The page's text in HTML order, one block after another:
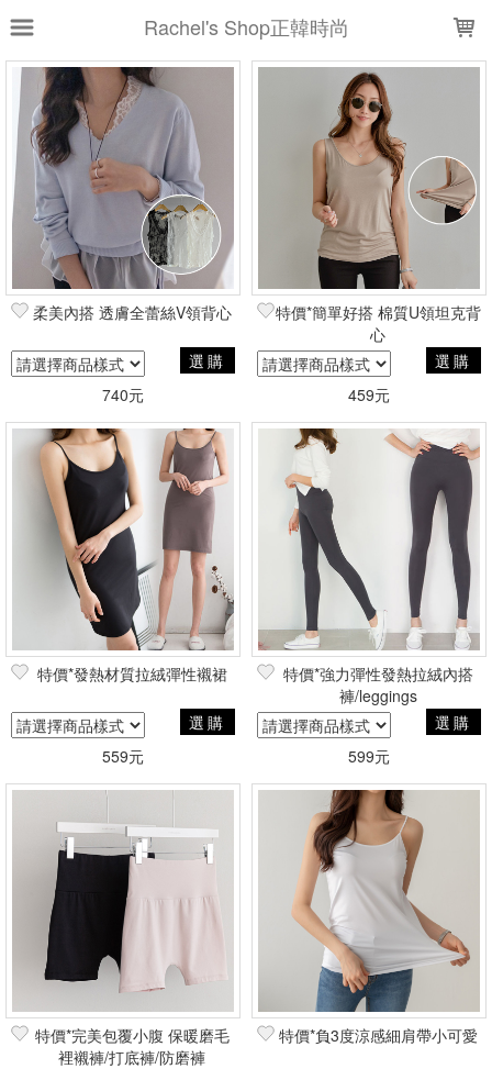
Rachel's Shop正韓時尚
上架時間 銷售件數 銷售價格
樣式尺寸篩選
全部樣式 黑 灰 象牙白
白
米駝
墨黑 深灰 墨灰
粉紅
海軍藍
全部尺寸 S M L
XL
白 膚
現貨商品
柔美內搭 透膚全蕾絲V領背心
選購
740元
特價*簡單好搭 棉質U領坦克背
心
選購
459元
特價*發熱材質拉絨彈性襯裙
選購
559元
特價*強力彈性發熱拉絨內搭
褲/leggings
選購
599元
特價*完美包覆小腹 保暖磨毛
裡襯褲/打底褲/防磨褲
特價*負3度涼感細肩帶小可愛